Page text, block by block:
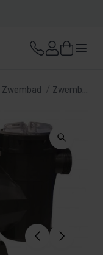
Zwembad Zwembadpomp en filter